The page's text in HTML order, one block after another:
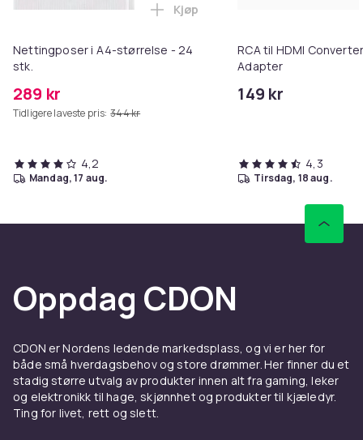
Nettingposer i A4-størrelse - 24
stk.
289 kr
Tidligere laveste pris: 344 kr
Legg Nettingposer i A4-
Kjøp
4,2
mandag, 17 aug.
RCA til HDMI
Adapter
149 kr
4,3
tirsdag, 18 aug.
Oppdag CDON
CDON er Nordens ledende markedsplass, og vi er her for
både små hverdagsbehov og store drømmer. Her finner du et
stadig større utvalg av produkter innen alt fra gaming, leker
og elektronikk til hage, skjønnhet og produkter til kjæledyr.
Ting for livet, rett og slett.